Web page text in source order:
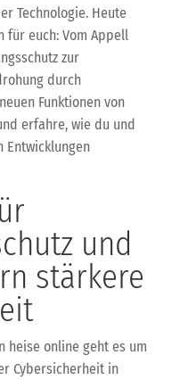
Technologie. Heute
für euch: Vom Appell
zur
durch
Funktionen von
erfahre, wie du und
Entwicklungen
und
stärkere
heise online geht es um
Cybersicherheit in